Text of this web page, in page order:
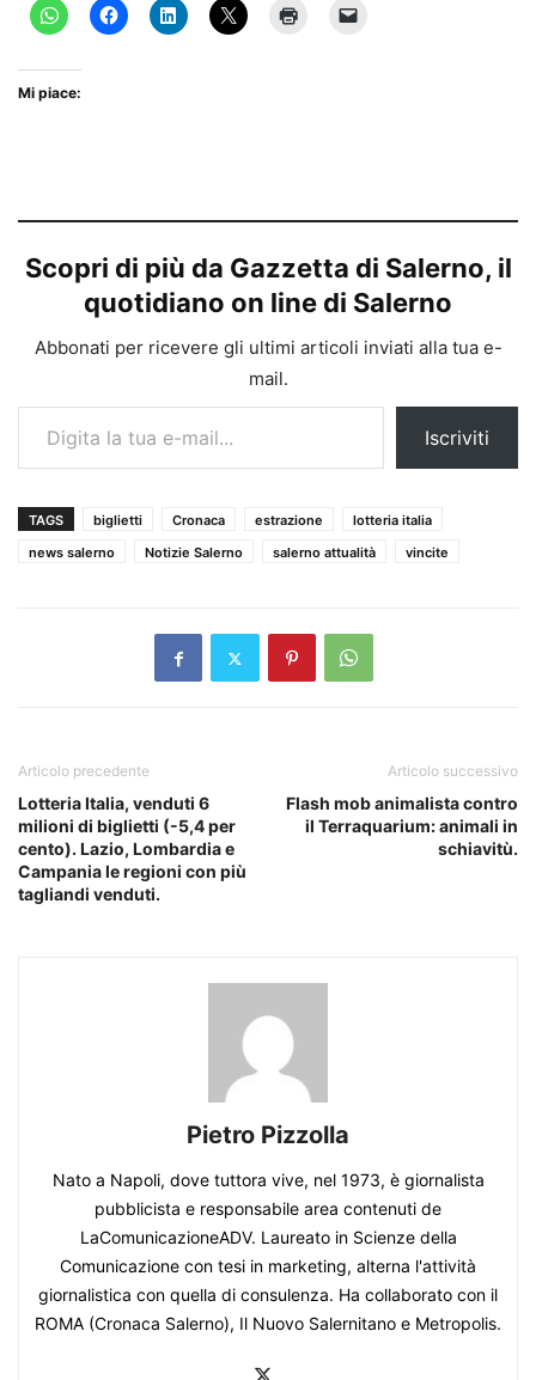
Mi piace:
Scopri di più da Gazzetta di Salerno, il
quotidiano on line di Salerno
Abbonati per ricevere gli ultimi articoli inviati alla tua e-
mail.
Digita la tua e-mail...
Iscriviti
TAGS biglietti Cronaca estrazione
lotteria italia
news salerno
Notizie Salerno salerno attualità vincite
Articolo precedente
Lotteria Italia, venduti 6
milioni di biglietti (-5,4 per
cento). Lazio, Lombardia e
Campania le regioni con più
tagliandi venduti.
Articolo successivo
Flash mob animalista contro
il Terraquarium: animali in
schiavitù.
Pietro Pizzolla
Nato a Napoli, dove tuttora vive, nel 1973, è giornalista
pubblicista e responsabile area contenuti de
LaComunicazioneADV. Laureato in Scienze della
Comunicazione con tesi in marketing, alterna l'attività
giornalistica con quella di consulenza. Ha collaborato con il
ROMA (Cronaca Salerno), Il Nuovo Salernitano e Metropolis.